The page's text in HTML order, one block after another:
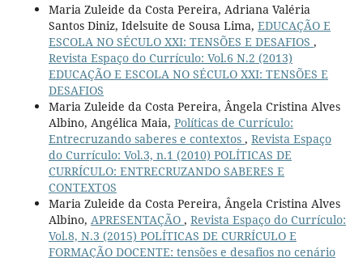
Maria Zuleide da Costa Pereira, Adriana Valéria
Santos Diniz, Idelsuite de Sousa Lima, EDUCAÇÃO E
ESCOLA NO SÉCULO XXI: TENSÕES E DESAFIOS ,
Revista Espaço do Currículo: Vol.6 N.2 (2013)
EDUCAÇÃO E ESCOLA NO SÉCULO XXI: TENSÕES E
DESAFIOS
Maria Zuleide da Costa Pereira, Ângela Cristina Alves
Albino, Angélica Maia, Políticas de Currículo:
Entrecruzando saberes e contextos , Revista Espaço
do Currículo: Vol.3, n.1 (2010) POLÍTICAS DE
CURRÍCULO: ENTRECRUZANDO SABERES E
CONTEXTOS
Maria Zuleide da Costa Pereira, Ângela Cristina Alves
Albino, APRESENTAÇÃO , Revista Espaço do Currículo:
Vol.8, N.3 (2015) POLÍTICAS DE CURRÍCULO E
FORMAÇÃO DOCENTE: tensões e desafios no cenário